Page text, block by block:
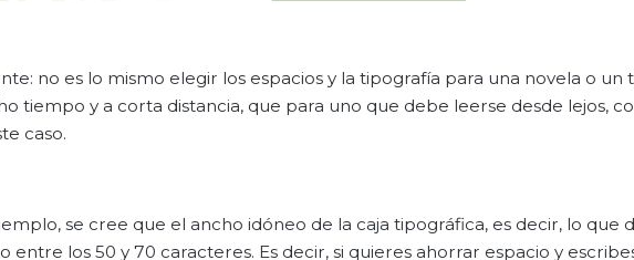
no es lo mismo elegir los espacios y la tipografía para una novela o un
tiempo y a corta distancia, que para uno que debe leerse desde lejos,
caso.
se cree que el ancho idóneo de la caja tipográfica, es decir, lo que
los 50 y 70 caracteres. Es decir, si quieres ahorrar espacio y